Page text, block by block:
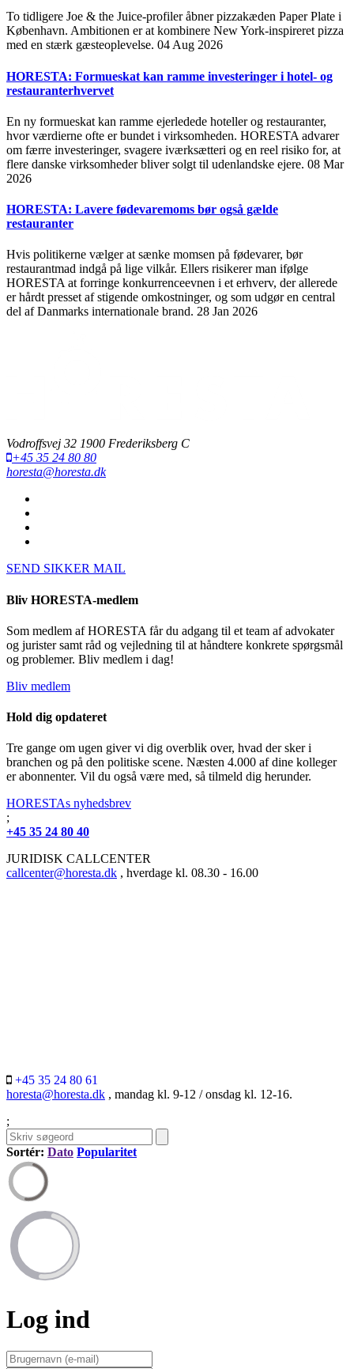
To tidligere Joe & the Juice-profiler åbner pizzakæden Paper Plate i
København. Ambitionen er at kombinere New York-inspireret pizza
med en stærk gæsteoplevelse. 04 Aug 2026
HORESTA: Formueskat kan ramme investeringer i hotel- og
restauranterhvervet
En ny formueskat kan ramme ejerledede hoteller og restauranter,
hvor værdierne ofte er bundet i virksomheden. HORESTA advarer
om færre investeringer, svagere iværksætteri og en reel risiko for, at
flere danske virksomheder bliver solgt til udenlandske ejere. 08 Mar
2026
HORESTA: Lavere fødevaremoms bør også gælde
restauranter
Hvis politikerne vælger at sænke momsen på fødevarer, bør
restaurantmad indgå på lige vilkår. Ellers risikerer man ifølge
HORESTA at forringe konkurrenceevnen i et erhverv, der allerede
er hårdt presset af stigende omkostninger, og som udgør en central
del af Danmarks internationale brand. 28 Jan 2026
Vodroffsvej 32 1900 Frederiksberg C
+45 35 24 80 80
horesta@horesta.dk
SEND SIKKER MAIL
Bliv HORESTA-medlem
Som medlem af HORESTA får du adgang til et team af advokater
og jurister samt råd og vejledning til at håndtere konkrete spørgsmål
og problemer. Bliv medlem i dag!
Bliv medlem
Hold dig opdateret
Tre gange om ugen giver vi dig overblik over, hvad der sker i
branchen og på den politiske scene. Næsten 4.000 af dine kolleger
er abonnenter. Vil du også være med, så tilmeld dig herunder.
HORESTAs nyhedsbrev
;
+45 35 24 80 40
JURIDISK CALLCENTER
callcenter@horesta.dk , hverdage kl. 08.30 - 16.00
+45 35 24 80 61
horesta@horesta.dk , mandag kl. 9-12 / onsdag kl. 12-16.
;
Sortér: Dato Popularitet
Log ind